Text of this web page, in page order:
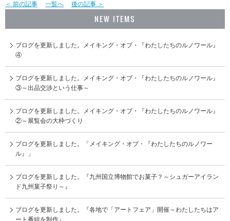
＜ 前の記事 一覧へ 後の記事 ＞
NEW ITEMS
ブログを更新しました。メイキング・オブ・『わたしたちのルノワール』
④
ブログを更新しました。メイキング・オブ・『わたしたちのルノワール』
③～出品交渉という仕事～
ブログを更新しました。メイキング・オブ・『わたしたちのルノワール』
②～展覧会の大枠づくり
ブログを更新しました。「メイキング・オブ・『わたしたちのルノワー
ル』」
ブログを更新しました。『九州国立博物館でお菓子？～シュガーアイラン
ド九州菓子祭り～』
ブログを更新しました。『各地で「アートフェア」開催～わたしたちはア